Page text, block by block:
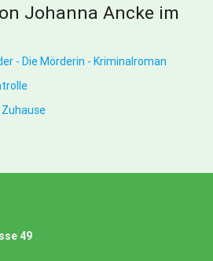
Johanna Ancke im
- Die Mörderin - Kriminalroman
49